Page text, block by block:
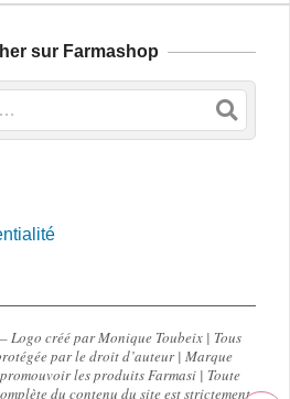
sur Farmashop
Logo créé par Monique Toubeix | Tous
par le droit d’auteur | Marque
les produits Farmasi | Toute
du contenu du site est strictement